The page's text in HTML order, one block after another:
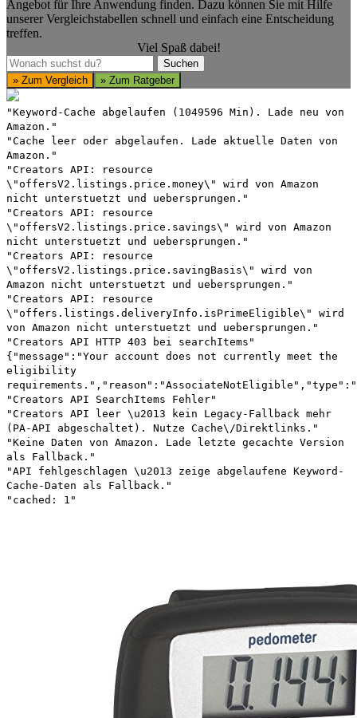
Angebot für Ihre Anwendung finden. Dazu können Sie mit Hilfe
unserer Vergleichstabellen schnell und einfach eine Entscheidung
treffen.
Viel Spaß dabei!
Suchen
Suchen
» Zum Vergleich
» Zum Ratgeber
"Keyword-Cache abgelaufen (1049596 Min). Lade neu von
Amazon."
"Cache leer oder abgelaufen. Lade aktuelle Daten von
Amazon."
"Creators API: resource
\"offersV2.listings.price.money\" wird von Amazon
nicht unterstuetzt und uebersprungen."
"Creators API: resource
\"offersV2.listings.price.savings\" wird von Amazon
nicht unterstuetzt und uebersprungen."
"Creators API: resource
\"offersV2.listings.price.savingBasis\" wird von
Amazon nicht unterstuetzt und uebersprungen."
"Creators API: resource
\"offers.listings.deliveryInfo.isPrimeEligible\" wird
von Amazon nicht unterstuetzt und uebersprungen."
"Creators API HTTP 403 bei searchItems"
{"message":"Your account does not currently meet the
eligibility
"Creators API SearchItems Fehler"
"Creators API leer \u2013 kein Legacy-Fallback mehr
(PA-API abgeschaltet). Nutze Cache\/Direktlinks."
"Keine Daten von Amazon. Lade letzte gecachte Version
als Fallback."
"API fehlgeschlagen \u2013 zeige abgelaufene Keyword-
Cache-Daten als Fallback."
"cached: 1"